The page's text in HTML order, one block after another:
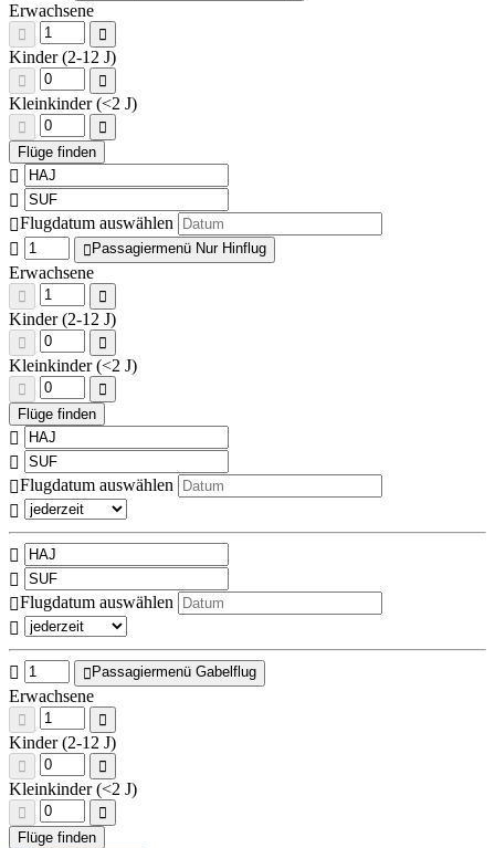
Erwachsene
Kinder (2-12 J)
Kleinkinder (<2 J)
Flugdatum auswählen
Passagiermenü Nur Hinflug
Erwachsene
Kinder (2-12 J)
Kleinkinder (<2 J)
Flugdatum auswählen
Flugdatum auswählen
Passagiermenü Gabelflug
Erwachsene
Kinder (2-12 J)
Kleinkinder (<2 J)